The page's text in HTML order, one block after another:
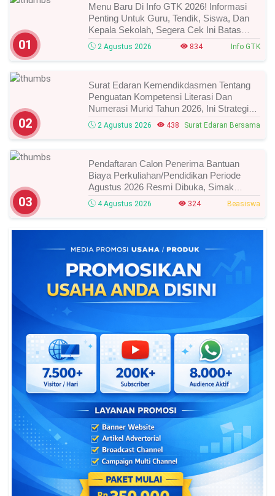
01
Menu Baru Di Info GTK 2026! Informasi
Penting Untuk Guru, Tendik, Siswa, Dan
Kepala Sekolah, Segera Cek Ini Batas
Waktunya!
2 Agustus 2026 834 Info GTK
02
Surat Edaran Kemendikdasmen Tentang
Penguatan Kompetensi Literasi Dan
Numerasi Murid Tahun 2026, Ini Strategi
Dan Alurnya
2 Agustus 2026 438 Surat Edaran Bersama
03
Pendaftaran Calon Penerima Bantuan
Biaya Perkuliahan/Pendidikan Periode
Agustus 2026 Resmi Dibuka, Simak
Syarat Dan Jadwal Lengkapnya
4 Agustus 2026 324 Beasiswa